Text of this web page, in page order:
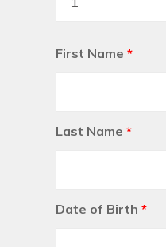
First Name *
Last Name *
Date of Birth *